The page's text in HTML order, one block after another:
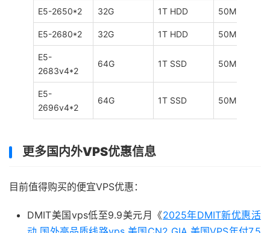
E5-2650*2 32G 1T HDD 50M
E5-2680*2 32G 1T HDD 50M
E5-
2683v4*2
64G 1T SSD 50M
E5-
2696v4*2
64G 1T SSD 50M
更多国内外VPS优惠信息
目前值得购买的便宜VPS优惠：
DMIT美国vps低至9.9美元月《2025年DMIT新优惠活